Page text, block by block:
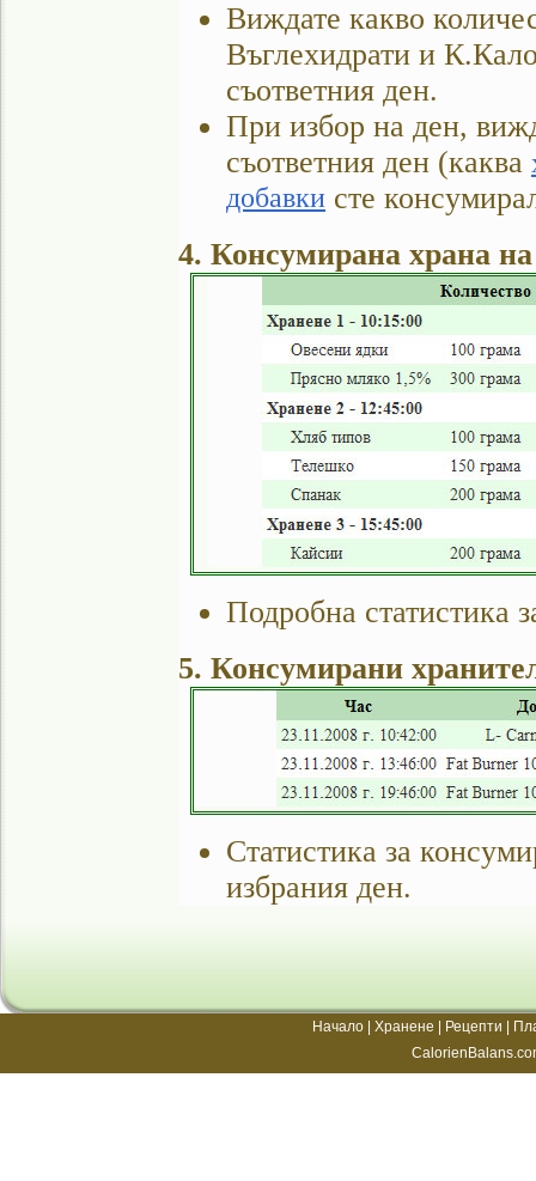
Виждате какво
Въглехидрати и
съответния ден.
При избор на ден,
съответния ден (каква
добавки сте
4. Консумирана храна
Подробна статистика
5. Консумирани
Статистика за
избрания ден.
Начало| Хранене Рецепти